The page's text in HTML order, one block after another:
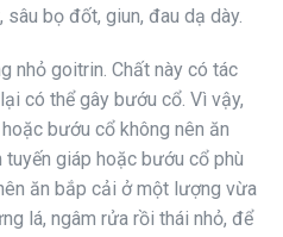
bọ đốt, giun, đau dạ dày.
nhỏ goitrin. Chất này có tác
có thể gây bướu cổ. Vì vậy,
bướu cổ không nên ăn
giáp hoặc bướu cổ phù
ăn bắp cải ở một lượng vừa
lá, ngâm rửa rồi thái nhỏ, để